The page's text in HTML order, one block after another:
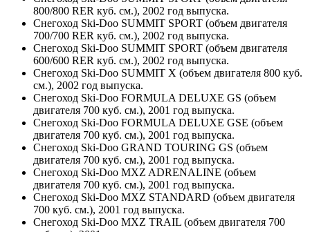
800/800 RER куб. см.), 2002 год выпуска.
Снегоход Ski-Doo SUMMIT SPORT (объем двигателя
700/700 RER куб. см.), 2002 год выпуска.
Снегоход Ski-Doo SUMMIT SPORT (объем двигателя
600/600 RER куб. см.), 2002 год выпуска.
Снегоход Ski-Doo SUMMIT X (объем двигателя 800 куб.
см.), 2002 год выпуска.
Снегоход Ski-Doo FORMULA DELUXE GS (объем
двигателя 700 куб. см.), 2001 год выпуска.
Снегоход Ski-Doo FORMULA DELUXE GSE (объем
двигателя 700 куб. см.), 2001 год выпуска.
Снегоход Ski-Doo GRAND TOURING GS (объем
двигателя 700 куб. см.), 2001 год выпуска.
Снегоход Ski-Doo MXZ ADRENALINE (объем
двигателя 700 куб. см.), 2001 год выпуска.
Снегоход Ski-Doo MXZ STANDARD (объем двигателя
700 куб. см.), 2001 год выпуска.
Снегоход Ski-Doo MXZ TRAIL (объем двигателя 700